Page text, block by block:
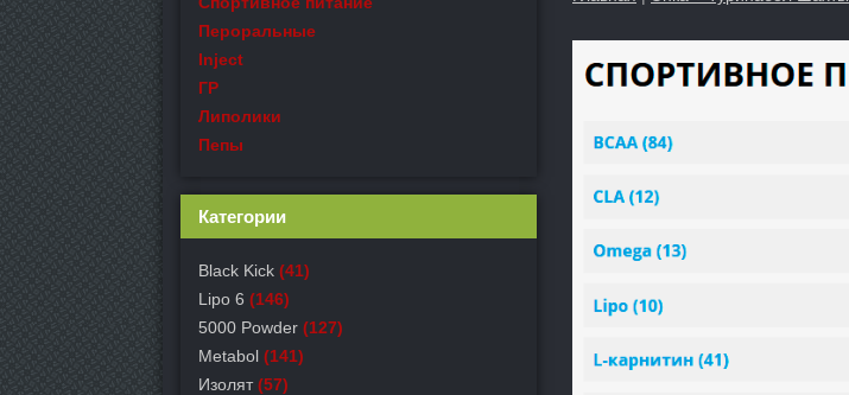
Пероральные
Inject
ГР
Липолики
Пепы
Категории
Black Kick (41)
Lipo 6 (146)
5000 Powder (127)
Metabol (141)
Изолят (57)